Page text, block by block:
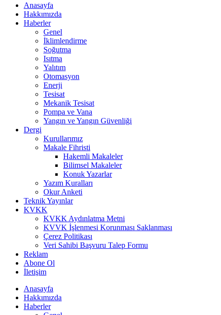
Anasayfa
Hakkımızda
Haberler
Genel
İklimlendirme
Soğutma
Isıtma
Yalıtım
Otomasyon
Enerji
Tesisat
Mekanik Tesisat
Pompa ve Vana
Yangın ve Yangın Güvenliği
Dergi
Kurullarımız
Makale Fihristi
Hakemli Makaleler
Bilimsel Makaleler
Konuk Yazarlar
Yazım Kuralları
Okur Anketi
Teknik Yayınlar
KVKK
KVKK Aydınlatma Metni
KVVK İşlenmesi Korunması Saklanması
Çerez Politikası
Veri Sahibi Başvuru Talep Formu
Reklam
Abone Ol
İletişim
Anasayfa
Hakkımızda
Haberler